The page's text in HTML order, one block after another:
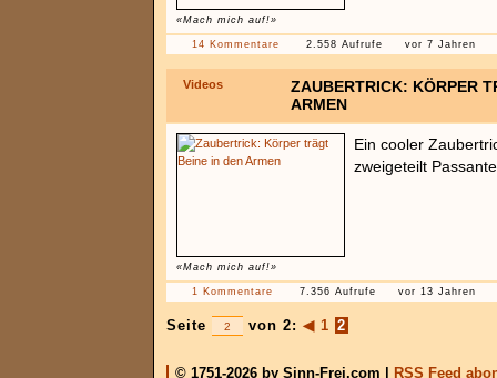
«Mach mich auf!»
14 Kommentare 2.558 Aufrufe vor 7 Jahren
Videos
ZAUBERTRICK: KÖRPER
ARMEN
«Mach mich auf!»
Ein cooler
zweigeteilt
1 Kommentare 7.356 Aufrufe vor 13 Jahren
Seite von 2: ◀ 1 2
© 1751-2026 by Sinn-Frei.com |
RSS Feed